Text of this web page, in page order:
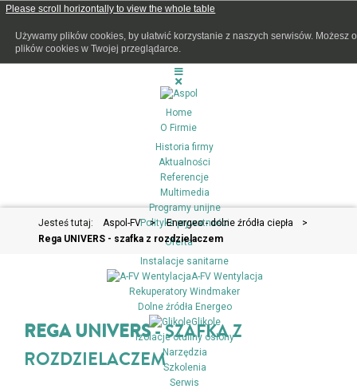
Home
O Firmie
Historia firmy
Aktualności
Referencje
Multimedia
Programy unijne
Polityka prywatności
Oferta
Instalacje sanitarne
A-FV Wentylacja
Rekuperatory Windmaker
Dolne źródła Energeo
Glikole
Izolacje otuliny osłony
Narzędzia
Szkolenia
Serwis
Jesteś tutaj: Aspol-FV > Energeo - dolne źródła ciepła
>
Rega UNIVERS - szafka z rozdzielaczem
REGA UNIVERS- SZAFKA Z
ROZDZIELACZEM
Używamy plików cookies, by ułatwić korzystanie z naszych serwisów.
plików cookies w Twojej przeglądarce.